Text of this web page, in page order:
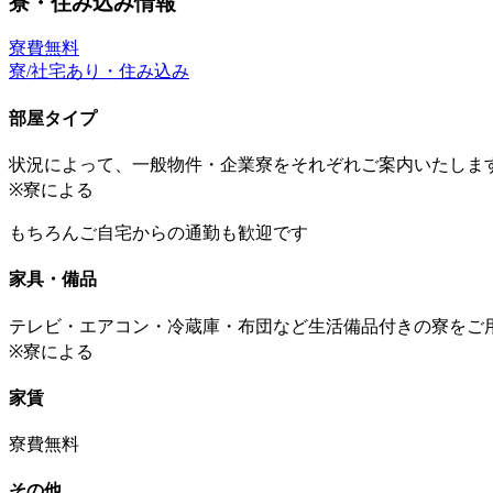
寮費無料
寮/社宅あり・住み込み
部屋タイプ
状況によって、一般物件・企業寮をそれぞれご案内いたしま
※寮による
もちろんご自宅からの通勤も歓迎です
家具・備品
テレビ・エアコン・冷蔵庫・布団など生活備品付きの寮をご
※寮による
家賃
寮費無料